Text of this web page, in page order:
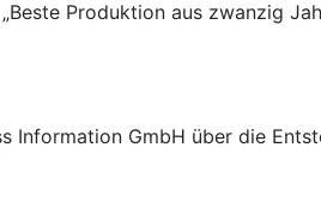
Produktion aus zwanzig
Information GmbH über die